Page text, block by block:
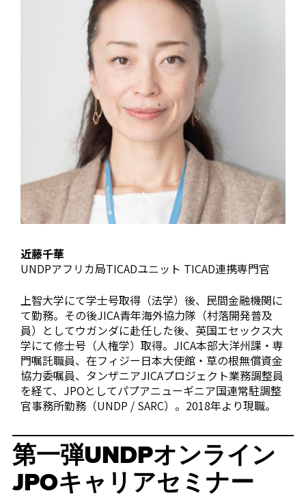
近藤千華
UNDPアフリカ局TICADユニット TICAD連携専門官
上智大学にて学士号取得（法学）後、民間金融機関に
て勤務。その後JICA青年海外協力隊（村落開発普及
員）としてウガンダに赴任した後、英国エセックス大
学にて修士号（人権学）取得。JICA本部大洋州課・専
門嘱託職員、在フィジー日本大使館・草の根無償資金
協力委嘱員、タンザニアJICAプロジェクト業務調整員
を経て、JPOとしてパプアニューギニア国連常駐調整
官事務所勤務（UNDP / SARC）。2018年より現職。
第一弾UNDPオンライン
JPOキャリアセミナー